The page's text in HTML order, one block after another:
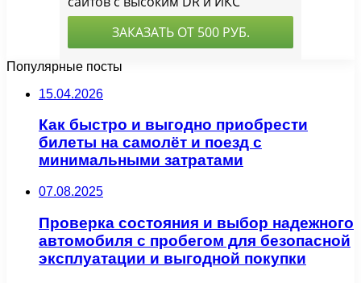
Популярные посты
15.04.2026
Как быстро и выгодно приобрести
билеты на самолёт и поезд с
минимальными затратами
07.08.2025
Проверка состояния и выбор надежного
автомобиля с пробегом для безопасной
эксплуатации и выгодной покупки